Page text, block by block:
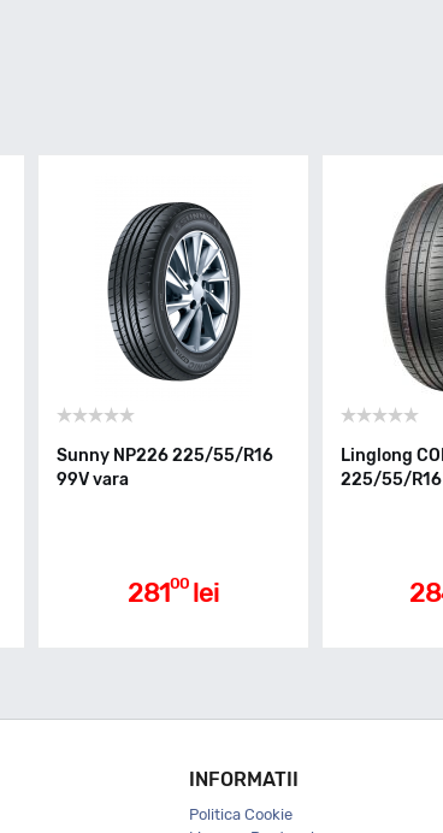
Sunny NP226 225/55/R16
99V vara
28100 lei
Linglong
225/55/R16
INFORMATII
Politica Cookie